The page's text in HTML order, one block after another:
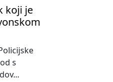
koji je
s